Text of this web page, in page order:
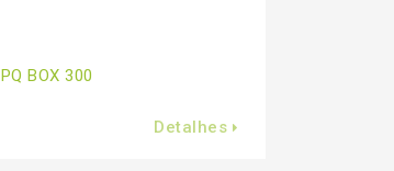
PQ BOX 300
Detalhes